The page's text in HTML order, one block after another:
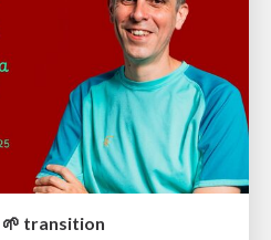
🌱 transition